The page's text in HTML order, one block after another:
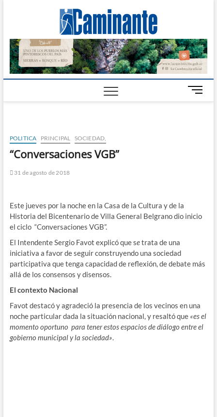
Digital
CALAMUCHITA
B
o
POLITICA PRINCIPAL SOCIEDAD,
“Conversaciones VGB”
31 de agosto de 2018
Este jueves por la noche en la Casa de la Cultura y de la
Historia del Bicentenario de Villa General Belgrano dio inicio
el ciclo “Conversaciones VGB”.
El Intendente Sergio Favot explicó que setrata de una
iniciativa a favor de seguir construyendo una sociedad
participativa que tenga capacidad de reflexión, de debate más
allá de los consensos y disensos.
El contexto Nacional
Favot destacó y agradeció la presencia de los vecinos en una
noche particular dada la situación nacional, y resaltó que «es el
momento oportuno para tener estos espacios de diálogo entre el
gobierno municipal y la sociedad».